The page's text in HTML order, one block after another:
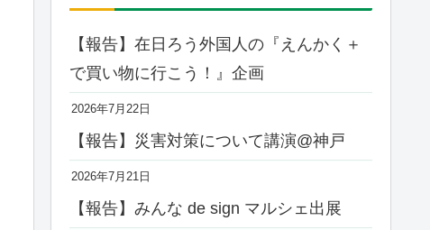
【報告】在日ろう外国人の『えんかく＋
で買い物に行こう！』企画
2026年7月22日
【報告】災害対策について講演@神戸
2026年7月21日
【報告】みんな de sign マルシェ出展